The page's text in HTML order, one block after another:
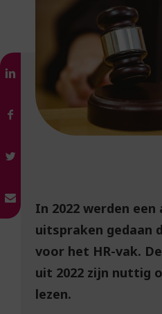
In 2022 werden
uitspraken gedaan
voor het HR-vak.
uit 2022 zijn nuttig
lezen.